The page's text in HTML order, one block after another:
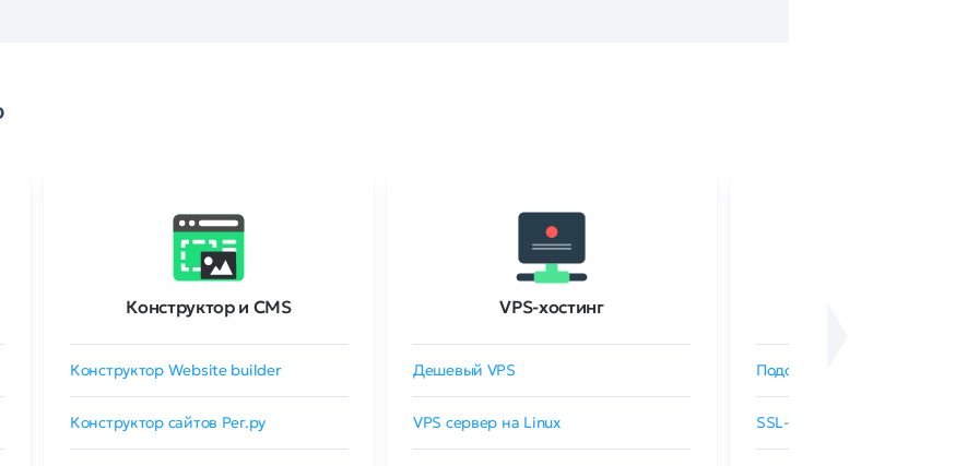
Конструктор и CMS
Конструктор Website builder
Конструктор сайтов Рег.ру
VPS-хостинг
Дешевый VPS
VPS сервер на Linux
Подобрать SSL-сертификат
SSL-сертификаты GlobalSign